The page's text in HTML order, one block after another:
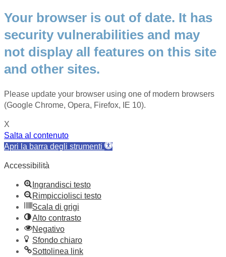
Your browser is out of date. It has
security vulnerabilities and may
not display all features on this site
and other sites.
Please update your browser using one of modern browsers
(Google Chrome, Opera, Firefox, IE 10).
X
Salta al contenuto
Apri la barra degli strumenti
Accessibilità
Ingrandisci testo
Rimpicciolisci testo
Scala di grigi
Alto contrasto
Negativo
Sfondo chiaro
Sottolinea link